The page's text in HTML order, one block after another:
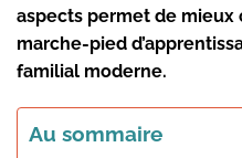
aspects permet de
marche-pied
familial moderne.
Au sommaire